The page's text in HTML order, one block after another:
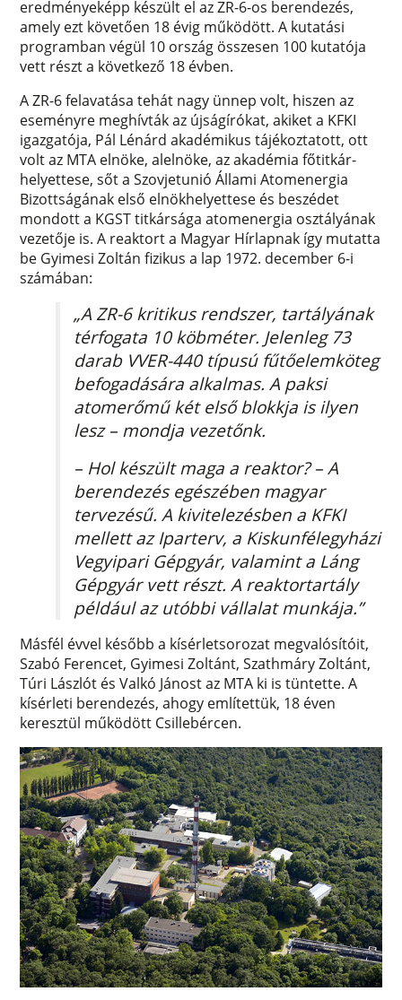
eredményeképp készült el az ZR-6-os berendezés,
amely ezt követően 18 évig működött. A kutatási
programban végül 10 ország összesen 100 kutatója
vett részt a következő 18 évben.
A ZR-6 felavatása tehát nagy ünnep volt, hiszen az
eseményre meghívták az újságírókat, akiket a KFKI
igazgatója, Pál Lénárd akadémikus tájékoztatott, ott
volt az MTA elnöke, alelnöke, az akadémia főtitkár-
helyettese, sőt a Szovjetunió Állami Atomenergia
Bizottságának első elnökhelyettese és beszédet
mondott a KGST titkársága atomenergia osztályának
vezetője is. A reaktort a Magyar Hírlapnak így mutatta
be Gyimesi Zoltán fizikus a lap 1972. december 6-i
számában:
„A ZR-6 kritikus rendszer, tartályának
térfogata 10 köbméter. Jelenleg 73
darab VVER-440 típusú fűtőelemköteg
befogadására alkalmas. A paksi
atomerőmű két első blokkja is ilyen
lesz – mondja vezetőnk.
– Hol készült maga a reaktor? – A
berendezés egészében magyar
tervezésű. A kivitelezésben a KFKI
mellett az Iparterv, a Kiskunfélegyházi
Vegyipari Gépgyár, valamint a Láng
Gépgyár vett részt. A reaktortartály
például az utóbbi vállalat munkája.”
Másfél évvel később a kísérletsorozat megvalósítóit,
Szabó Ferencet, Gyimesi Zoltánt, Szathmáry Zoltánt,
Túri Lászlót és Valkó Jánost az MTA ki is tüntette. A
kísérleti berendezés, ahogy említettük, 18 éven
keresztül működött Csillebércen.